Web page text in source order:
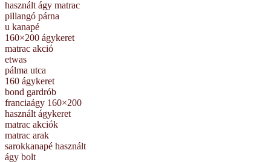
használt ágy matrac
pillangó párna
u kanapé
160×200 ágykeret
matrac akció
etwas
pálma utca
160 ágykeret
bond gardrób
franciaágy 160×200
használt ágykeret
matrac akciók
matrac arak
sarokkanapé használt
ágy bolt